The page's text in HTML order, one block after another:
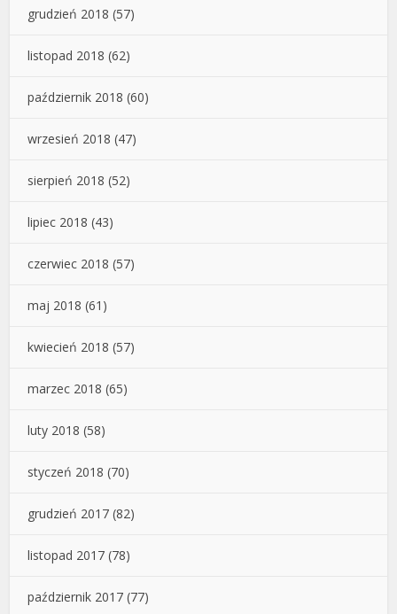
grudzień 2018 (57)
listopad 2018 (62)
październik 2018 (60)
wrzesień 2018 (47)
sierpień 2018 (52)
lipiec 2018 (43)
czerwiec 2018 (57)
maj 2018 (61)
kwiecień 2018 (57)
marzec 2018 (65)
luty 2018 (58)
styczeń 2018 (70)
grudzień 2017 (82)
listopad 2017 (78)
październik 2017 (77)